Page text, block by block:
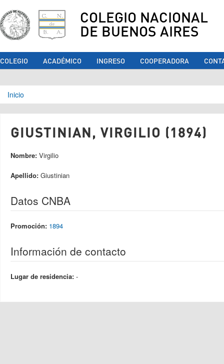
COLEGIO NACIONAL
DE BUENOS AIRES
COLEGIO ACADÉMICO INGRESO COOPERADORA
Se encuentra usted aquí
Inicio
GIUSTINIAN, VIRGILIO (1894)
Nombre: Virgilio
Apellido: Giustinian
Datos CNBA
Promoción: 1894
Información de contacto
Lugar de residencia: -